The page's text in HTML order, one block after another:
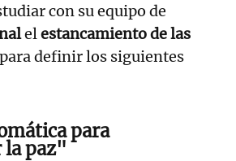
con su equipo de
elestancamiento de las
para definir los siguientes
para
paz"